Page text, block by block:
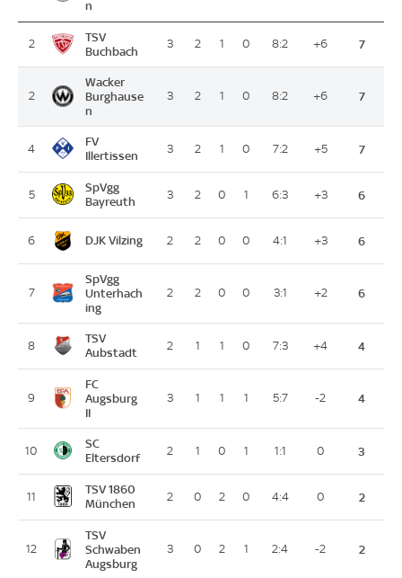
n
2
TSV
Buchbach
3 2 1 0 8:2 +6 7
2
Wacker
Burghause
n
3 2 1 0 8:2 +6 7
4
FV
Illertissen
3 2 1 0 7:2 +5 7
5
SpVgg
Bayreuth
3 2 0 1 6:3 +3 6
6 DJK Vilzing 2 2 0 0 4:1 +3 6
7
SpVgg
Unterhach
ing
2 2 0 0 3:1 +2 6
8
TSV
Aubstadt
2 1 1 0 7:3 +4 4
9
FC
Augsburg
II
3 1 1 1 5:7 -2 4
10
SC
Eltersdorf
2 1 0 1 1:1 0 3
11
TSV 1860
München
2 0 2 0 4:4 0 2
12
TSV
Schwaben
Augsburg
3 0 2 1 2:4 -2 2